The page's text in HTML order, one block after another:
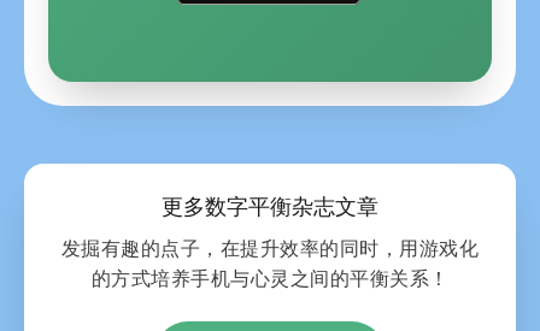
更多数字平衡杂志文章
发掘有趣的点子，在提升效率的同时，用游戏化
的方式培养手机与心灵之间的平衡关系！